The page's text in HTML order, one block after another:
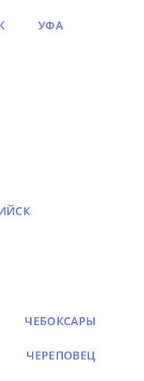
УФА
ЧЕБОКСАРЫ
ЧЕРЕПОВЕЦ